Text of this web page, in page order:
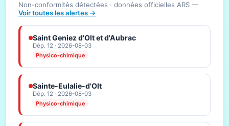
Non-conformités détectées · données officielles ARS —
Voir toutes les alertes →
Saint Geniez d'Olt et d'Aubrac
Dép. 12 · 2026-08-03
Physico-chimique
Sainte-Eulalie-d'Olt
Dép. 12 · 2026-08-03
Physico-chimique